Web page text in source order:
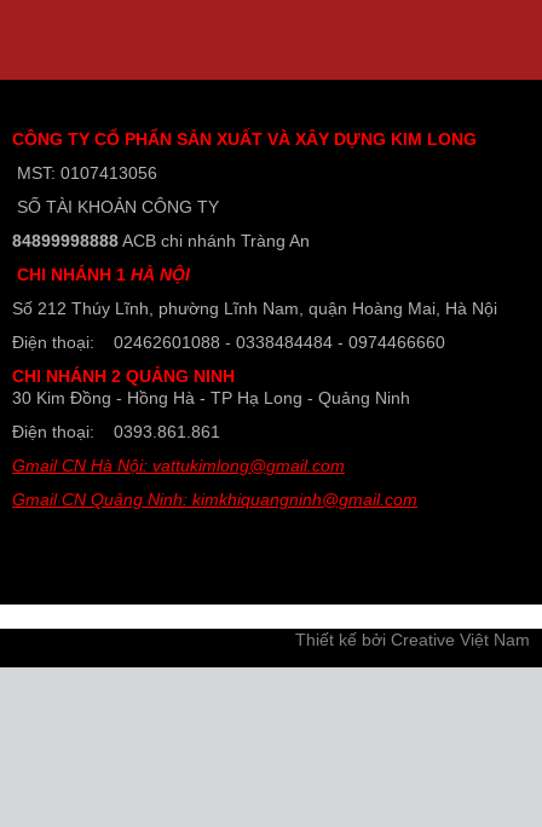
CÔNG TY CỔ PHẨN SẢN XUẤT VÀ XÂY DỰNG KIM LONG
MST: 0107413056
SỐ TÀI KHOẢN CÔNG TY
84899998888ACB chi nhánh Tràng An
CHI NHÁNH 1 HÀ NỘI
Số 212 Thúy Lĩnh, phường Lĩnh Nam, quận Hoàng Mai, Hà Nội
Điện thoại: 02462601088 - 0338484484 - 0974466660
CHI NHÁNH 2 QUẢNG NINH
30 Kim Đồng - Hồng Hà - TP Hạ Long - Quảng Ninh
Điện thoại: 0393.861.861
Gmail CN Hà Nội: vattukimlong@gmail.com
Gmail CN Quảng Ninh: kimkhiquangninh@gmail.com
Thiết kế bởi Creative Việt Nam